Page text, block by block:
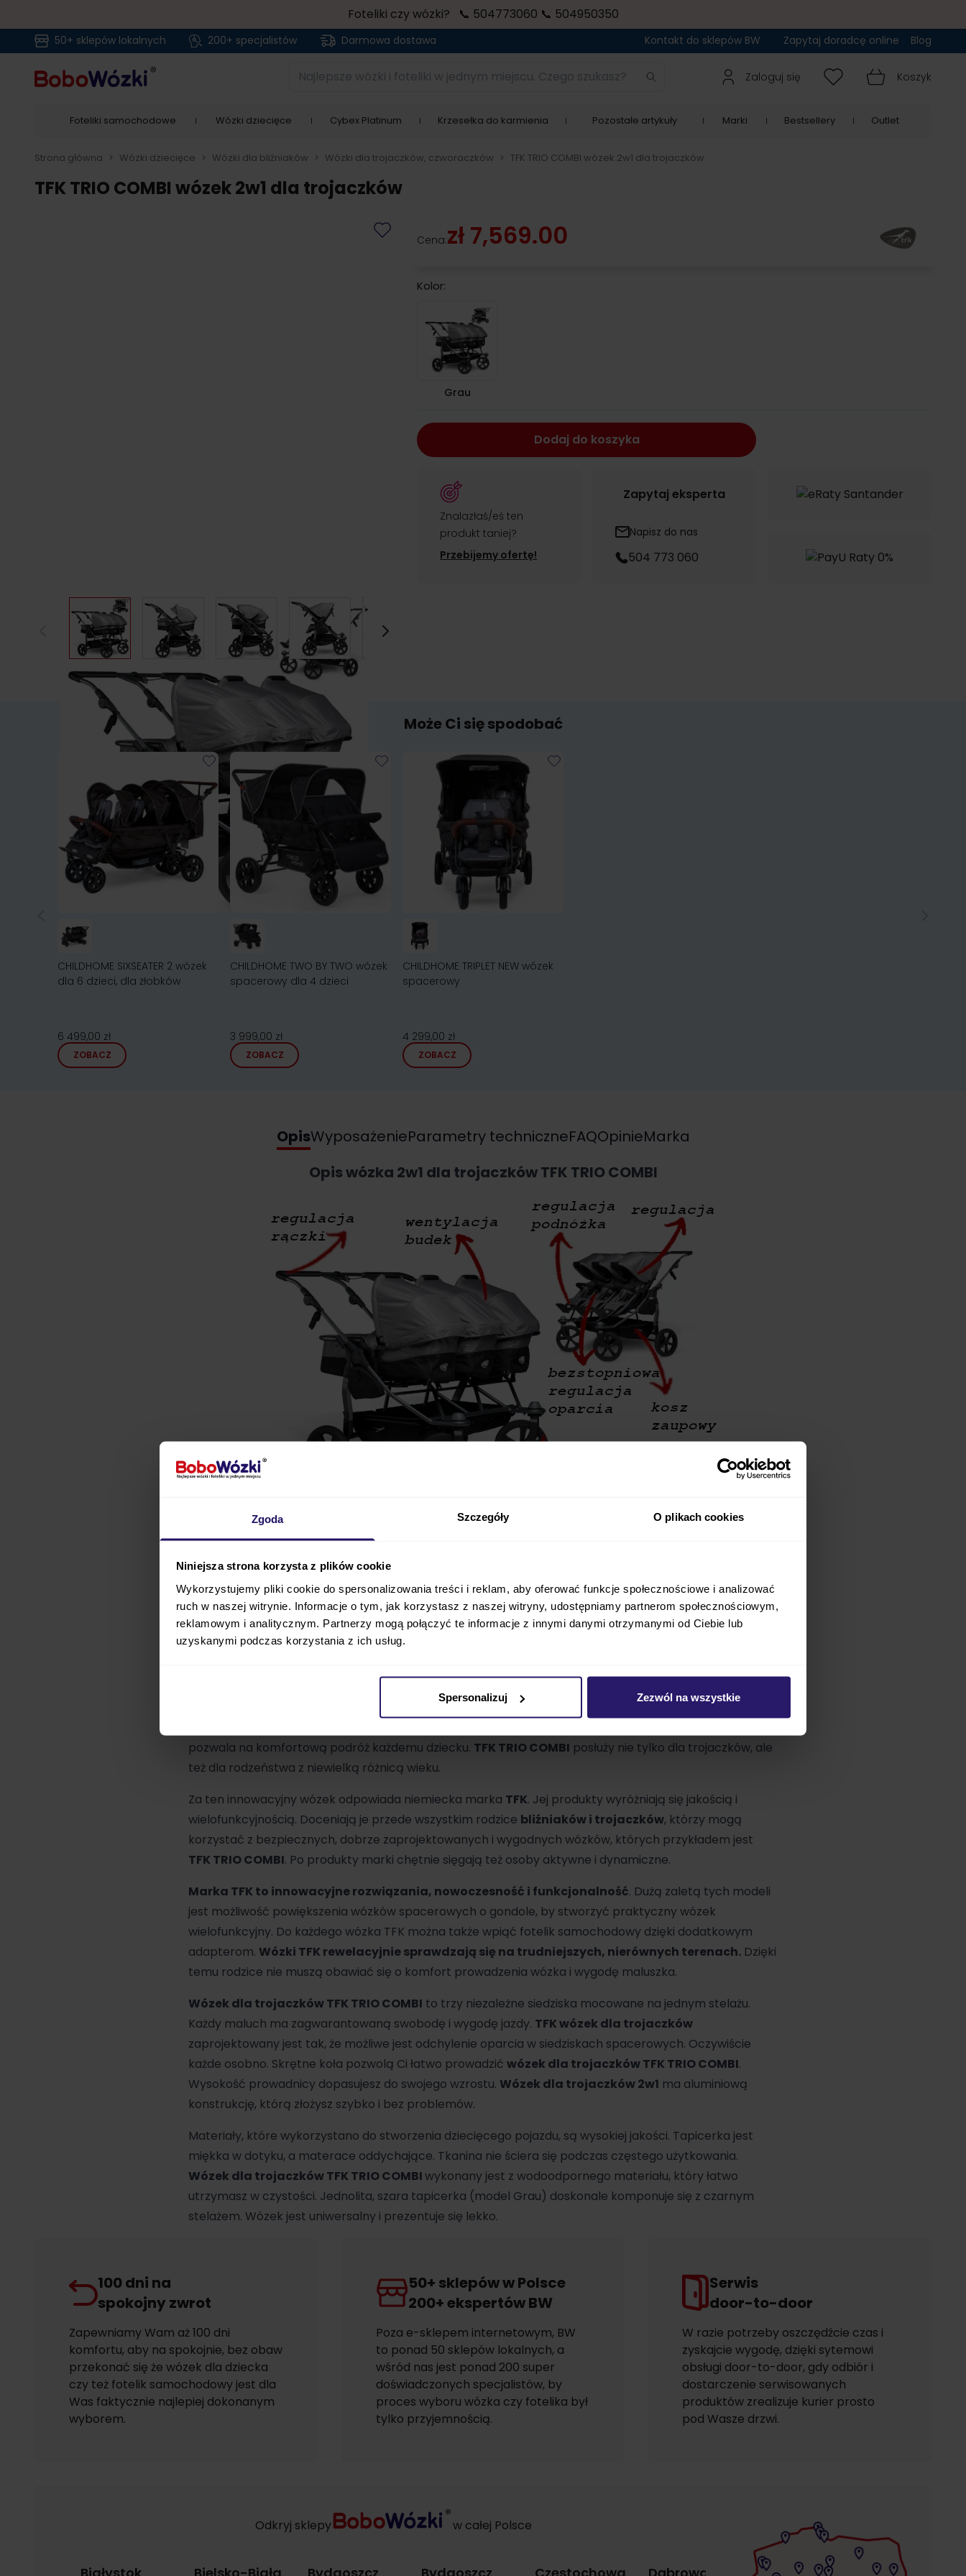
Zgoda Szczegóły O plikach cookies
Niniejsza strona korzysta z plików cookie
Wykorzystujemy pliki cookie do spersonalizowania treści i reklam, aby oferować funkcje społecznościowe i analizować
ruch w naszej witrynie. Informacje o tym, jak korzystasz z naszej witryny, udostępniamy partnerom społecznościowym,
reklamowym i analitycznym. Partnerzy mogą połączyć te informacje z innymi danymi otrzymanymi od Ciebie lub
uzyskanymi podczas korzystania z ich usług.
Spersonalizuj Zezwól na wszystkie
Foteliki czy wózki? 📞 504773060 📞 504950350
50+ sklepów lokalnych 200+ specjalistów Darmowa dostawa Kontakt do sklepów BW Zapytaj doradcę online Blog
Najlepsze wózki i foteliki w jednym miejscu. Czego szukasz? Zaloguj się Koszyk
Foteliki samochodowe Wózki dziecięce Cybex Platinum Krzesełka do karmienia Pozostałe artykuły Marki Bestsellery Outlet
Strona główna > Wózki dziecięce > Wózki dla bliźniaków > Wózki dla trojaczków, czworaczków > TFK TRIO COMBI wózek 2w1 dla trojaczków
TFK TRIO COMBI wózek 2w1 dla trojaczków
Cena:zł 7,569.00
Kolor:
Grau
Grau
Dodaj do koszyka
Znalazłaś/eś ten
produkt taniej?
Przebijemy ofertę!
Zapytaj eksperta
Napisz do nas
504 773 060
Może Ci się spodobać
CHILDHOME SIXSEATER 2 wózek
dla 6 dzieci, dla żłobków
6 499,00 zł
ZOBACZ
CHILDHOME TWO BY TWO wózek
spacerowy dla 4 dzieci
3 999,00 zł
ZOBACZ
CHILDHOME TRIPLET NEW wózek
spacerowy
4 299,00 zł
ZOBACZ
Opis
Opis wózka 2w1 dla trojaczków TFK TRIO COMBI
TFK TRIO COMBI jestbardzo funkcjonalnym wózkiem dla trojaczków
różnicy wieku. Wykonany z wysokiej jakości aluminium stelaż wózka gwarantuje jego lekkość i odporność
na czynniki zewnętrzne. Gondole są wyposażone w materace oddychające, by zapewnić maluszkom
komfort termiczny.Siedziska można ustawiać w obu kierunkach jazdy
który składa się z trzech osobnych gondol i siedzisk spacerowych. W stelaż
wepniesz je
pozwala na komfortową podróż każdemu dziecku. TFK TRIO COMBI posłuży nie tylko dla trojaczków, ale
też dla rodzeństwa z niewielką różnicą wieku.
Za ten innowacyjny wózek odpowiada niemiecka marka TFK. Jej produkty wyróżniają się jakością i
wielofunkcyjnością. Doceniają je przede wszystkim rodzice bliźniaków i trojaczków, którzy mogą
korzystać z bezpiecznych, dobrze zaprojektowanych i wygodnych wózków, których przykładem jest
TFK TRIO COMBI. Po produkty marki chętnie sięgają też osoby aktywne i dynamiczne.
Marka TFK to innowacyjne rozwiązania, nowoczesność i funkcjonalność. Dużą zaletą tych modeli
jest możliwość powiększenia wózków spacerowych o gondole, by stworzyć praktyczny wózek
wielofunkcyjny. Do każdego wózka TFK można także wpiąć fotelik samochodowy dzięki dodatkowym
adapterom. Wózki TFK rewelacyjnie sprawdzają się na trudniejszych, nierównych terenach. Dzięki
temu rodzice nie muszą obawiać się o komfort prowadzenia wózka i wygodę maluszka.
Wózek dla trojaczków TFK TRIO COMBI to trzy niezależne siedziska mocowane na jednym stelażu.
Każdy maluch ma zagwarantowaną swobodę i wygodę jazdy. TFK wózek dla trojaczków
zaprojektowany jest tak, że możliwe jest odchylenie oparcia w siedziskach spacerowych. Oczywiście
każde osobno. Skrętne koła pozwolą Ci łatwo prowadzić wózek dla trojaczków TFK TRIO COMBI.
Wysokość prowadnicy dopasujesz do swojego wzrostu. Wózek dla trojaczków 2w1 ma aluminiową
konstrukcję, którą złożysz szybko i bez problemów.
Materiały, które wykorzystano do stworzenia dziecięcego pojazdu, są wysokiej jakości. Tapicerka jest
miękka w dotyku, a materace oddychające. Tkanina nie ściera się podczas częstego użytkowania.
Wózek dla trojaczków TFK TRIO COMBIwykonany jest z wodoodpornego materiału, który łatwo
utrzymasz w czystości. Jednolita, szara tapicerka (model Grau) doskonale komponuje się z czarnym
stelażem. Wózek jest uniwersalny i prezentuje się lekko.
WyposażenieParametry techniczneFAQOpinieMarka
100 dni na
spokojny zwrot
Zapewniamy Wam aż 100 dni
komfortu, aby na spokojnie, bez obaw
przekonać się że wózek dla dziecka
czy też fotelik samochodowy jest dla
Was faktycznie najlepiej dokonanym
wyborem.
50+ sklepów w Polsce
200+ ekspertów BW
Poza e-sklepem internetowym, BW
to ponad 50 sklepów lokalnych, a
wśród nas jest ponad 200 super
doświadczonych specjalistów, by
proces wyboru wózka czy fotelika był
tylko przyjemnością.
Serwis
door-to-door
W razie potrzeby oszczędźcie czas i
zyskajcie wygodę, dzięki sytemowi
obsługi door-to-door, gdy odbiór i
dostarczenie serwisowanych
produktów zrealizuje kurier prosto
pod Wasze drzwi.
Odkryj sklepy w całej Polsce